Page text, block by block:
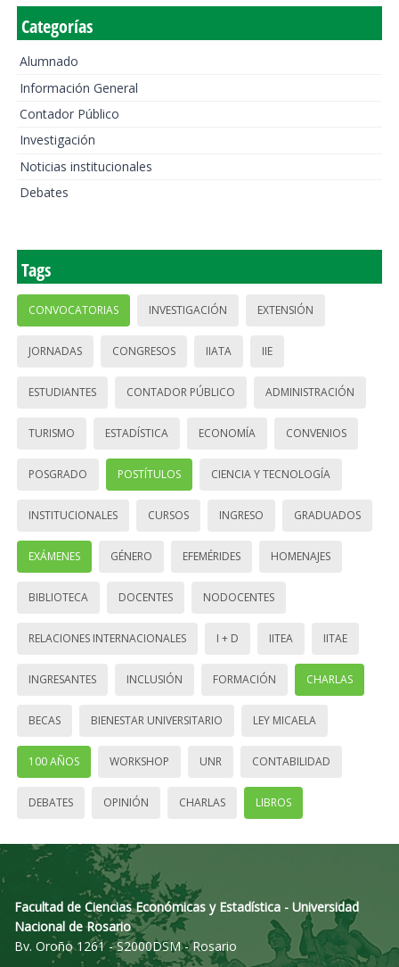
Categorías
Alumnado
Información General
Contador Público
Investigación
Noticias institucionales
Debates
Tags
CONVOCATORIAS INVESTIGACIÓN EXTENSIÓN
JORNADAS CONGRESOS IIATA IIE
ESTUDIANTES CONTADOR PÚBLICO ADMINISTRACIÓN
TURISMO ESTADÍSTICA ECONOMÍA CONVENIOS
POSGRADO POSTÍTULOS CIENCIA Y TECNOLOGÍA
INSTITUCIONALES CURSOS INGRESO GRADUADOS
EXÁMENES GÉNERO EFEMÉRIDES HOMENAJES
BIBLIOTECA DOCENTES NODOCENTES
RELACIONES INTERNACIONALES I + D IITEA IITAE
INGRESANTES INCLUSIÓN FORMACIÓN CHARLAS
BECAS BIENESTAR UNIVERSITARIO LEY MICAELA
100 AÑOS WORKSHOP UNR CONTABILIDAD
DEBATES OPINIÓN CHARLAS LIBROS
Facultad de Ciencias Económicas y Estadística - Universidad
Nacional de Rosario
Bv. Oroño 1261 - S2000DSM - Rosario